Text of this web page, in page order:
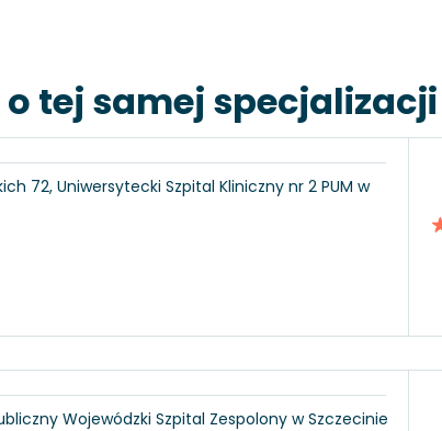
o tej samej specjalizacji
72, Uniwersytecki Szpital Kliniczny nr 2 PUM w
Wojewódzki Szpital Zespolony w Szczecinie